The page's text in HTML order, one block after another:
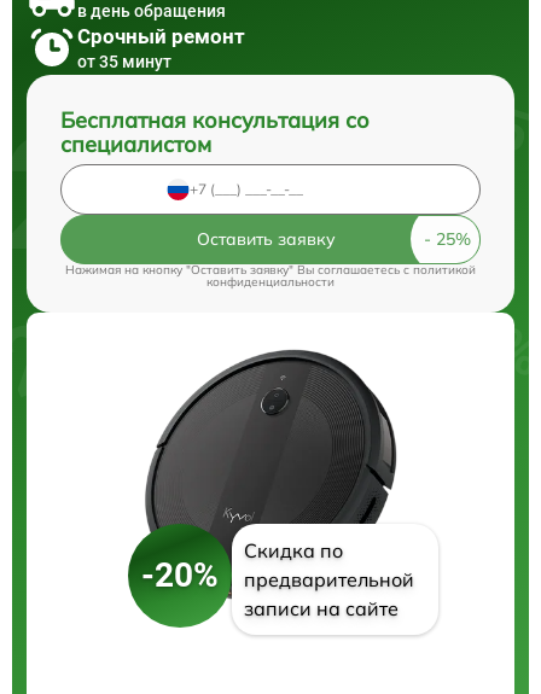
в день обращения
Срочный ремонт
от 35 минут
Бесплатная консультация со
специалистом
Оставить заявку
Нажимая на кнопку "Оставить заявку" Вы соглашаетесь cполитикой
конфиденциальности
-20%
Скидка по
предварительной
записи на сайте